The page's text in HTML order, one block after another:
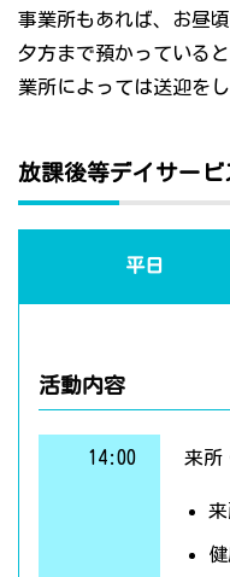
事業所もあれば、お昼
夕方まで預かっている
業所によっては送迎を
放課後等デイサー
平日
活動内容
14:00 来所